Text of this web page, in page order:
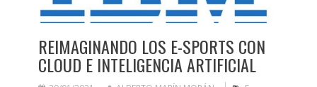
REIMAGINANDO LOS E-SPORTS CON
CLOUD E INTELIGENCIA ARTIFICIAL